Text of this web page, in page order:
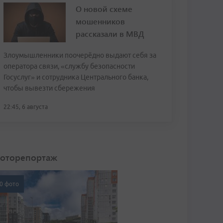
О новой схеме
мошенников
рассказали в МВД
Злоумышленники поочерёдно выдают себя за
оператора связи, «службу безопасности
Госуслуг» и сотрудника Центрального банка,
чтобы вывезти сбережения
22:45, 6 августа
фото